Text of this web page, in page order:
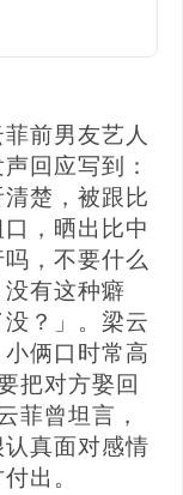
前男友艺人
回应写到：
楚，被跟比
，晒出比中
，不要什么
有这种癖
？」。梁云
俩口时常高
把对方娶回
菲曾坦言，
真面对感情
出。